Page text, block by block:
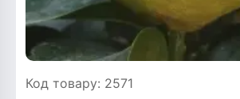
Код товару: 2571